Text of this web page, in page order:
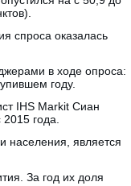
спроса оказалась
в ходе опроса:
году.
IHS Markit Cиан
года.
населения, является
За год их доля